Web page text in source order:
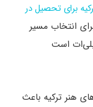
برای تحصیل در
انتخاب مسیر
است
هنر ترکیه باعث